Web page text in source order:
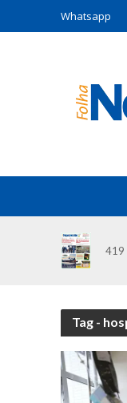
Whatsapp
419
Tag -